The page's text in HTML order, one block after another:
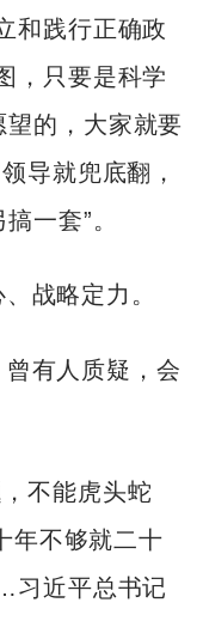
和践行正确政
，只要是科学
的，大家就要
导就兜底翻，
一套”。
战略定力。
有人质疑，会
，不能虎头蛇
年不够就二十
习近平总书记